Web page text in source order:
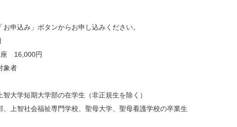
申込み」ボタンからお申し込みください。
　16,000円
象者
大学短期大学部の在学生（非正規生を除く）
上智社会福祉専門学校、聖母大学、聖母看護学校の卒業生